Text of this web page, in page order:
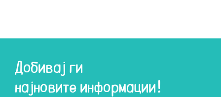
Добивај ги
најновите информации!